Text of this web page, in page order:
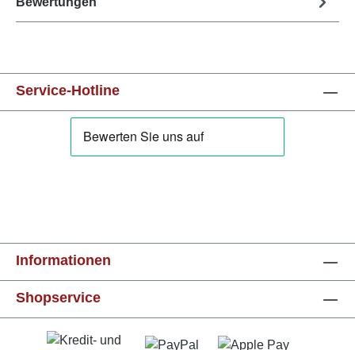
Service-Hotline
Informationen
Shopservice